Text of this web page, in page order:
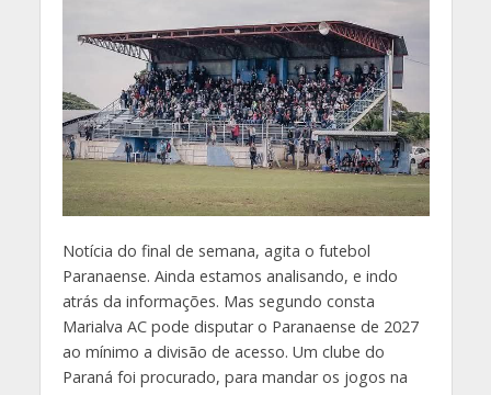
Notícia do final de semana, agita o futebol
Paranaense. Ainda estamos analisando, e indo
atrás da informações. Mas segundo consta
Marialva AC pode disputar o Paranaense de 2027
ao mínimo a divisão de acesso. Um clube do
Paraná foi procurado, para mandar os jogos na